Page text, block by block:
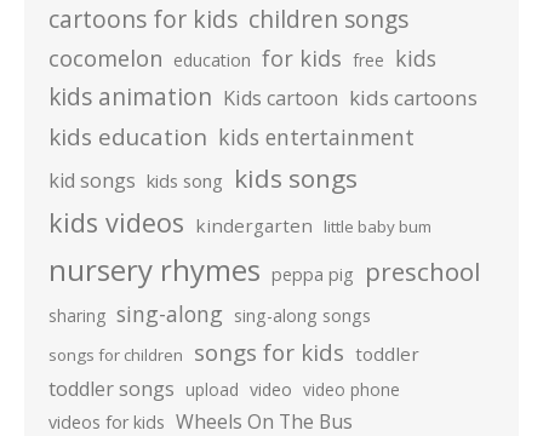
cartoons for kids children songs
cocomelon education for kids free kids
kids animation Kids cartoon kids cartoons
kids education kids entertainment
kid songs kids song kids songs
kids videos kindergarten little baby bum
nursery rhymes peppa pig preschool
sharing sing-along sing-along songs
songs for children songs for kids toddler
toddler songs upload video video phone
videos for kids Wheels On The Bus